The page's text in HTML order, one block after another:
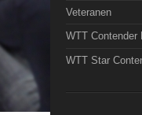
Veteranen
WTT Contender
WTT Star